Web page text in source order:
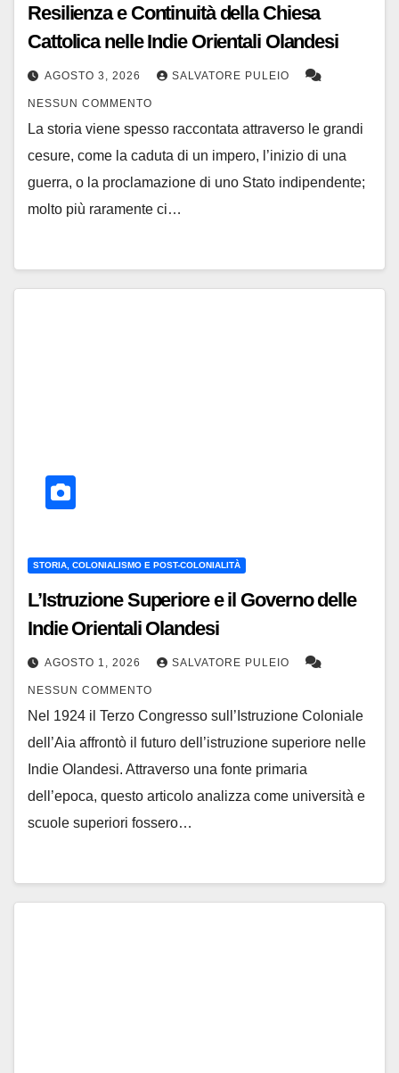
Resilienza e Continuità della Chiesa
Cattolica nelle Indie Orientali Olandesi
AGOSTO 3, 2026 SALVATORE PULEIO
NESSUN COMMENTO
La storia viene spesso raccontata attraverso le grandi
cesure, come la caduta di un impero, l’inizio di una
guerra, o la proclamazione di uno Stato indipendente;
molto più raramente ci…
STORIA, COLONIALISMO E POST-COLONIALITÀ
L’Istruzione Superiore e il Governo delle
Indie Orientali Olandesi
AGOSTO 1, 2026 SALVATORE PULEIO
NESSUN COMMENTO
Nel 1924 il Terzo Congresso sull’Istruzione Coloniale
dell’Aia affrontò il futuro dell’istruzione superiore nelle
Indie Olandesi. Attraverso una fonte primaria
dell’epoca, questo articolo analizza come università e
scuole superiori fossero…